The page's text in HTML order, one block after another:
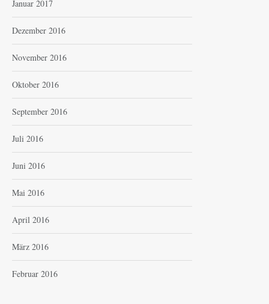
Januar 2017
Dezember 2016
November 2016
Oktober 2016
September 2016
Juli 2016
Juni 2016
Mai 2016
April 2016
März 2016
Februar 2016